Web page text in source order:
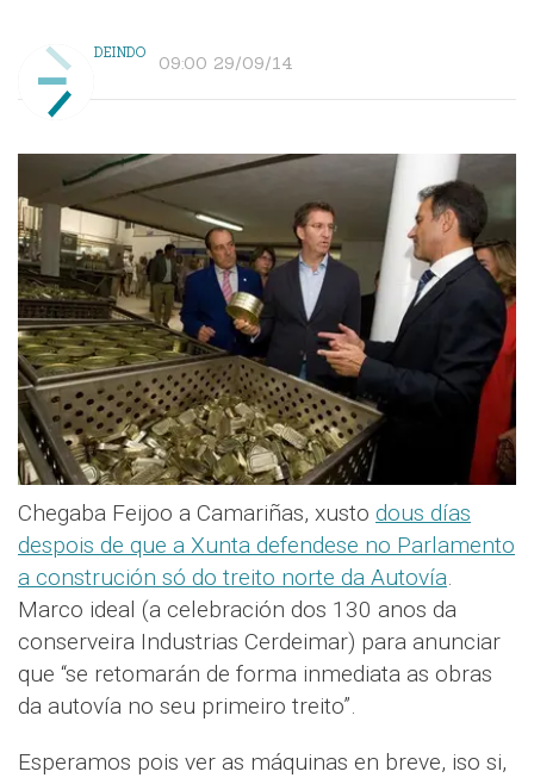
DEINDO 09:00 29/09/14
Chegaba Feijoo a Camariñas, xusto dous días
despois de que a Xunta defendese no Parlamento
a construción só do treito norte da Autovía.
Marco ideal (a celebración dos 130 anos da
conserveira Industrias Cerdeimar) para anunciar
que “se retomarán de forma inmediata as obras
da autovía no seu primeiro treito”.
Esperamos pois ver as máquinas en breve, iso si,